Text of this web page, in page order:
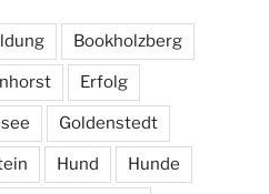
Bookholzberg
Erfolg
Goldenstedt
Hund Hunde